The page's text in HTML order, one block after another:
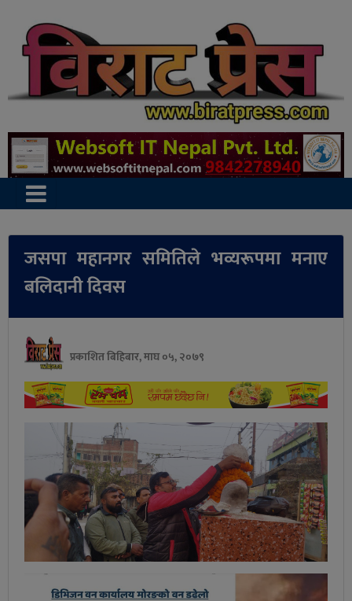
जसपा महानगर समितिले भव्यरूपमा मनाए
बलिदानी दिवस
प्रकाशित बिहिबार, माघ ०५, २०७९